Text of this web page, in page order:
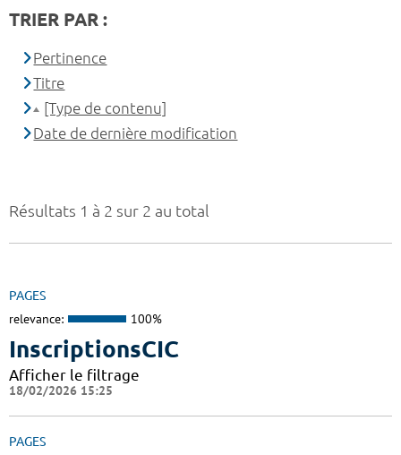
Résultats 1 à 2 sur 2 au total
PAGES
relevance: 100%
InscriptionsCIC
Afficher le filtrage
18/02/2026 15:25
PAGES
TRIER PAR :
Pertinence
Titre
[Type de contenu]
Date de dernière modification